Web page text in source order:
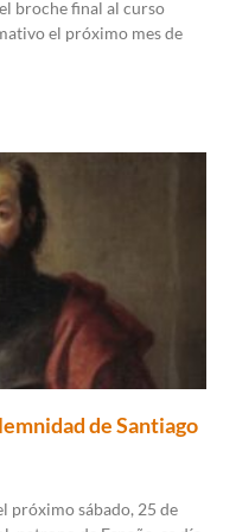
broche final al curso
el próximo mes de
de Santiago
próximo sábado, 25 de